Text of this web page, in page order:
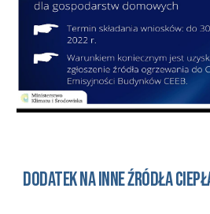
Dodatek na inne źródła